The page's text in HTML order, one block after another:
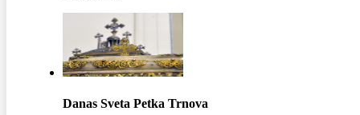
Danas Sveta Petka Trnova